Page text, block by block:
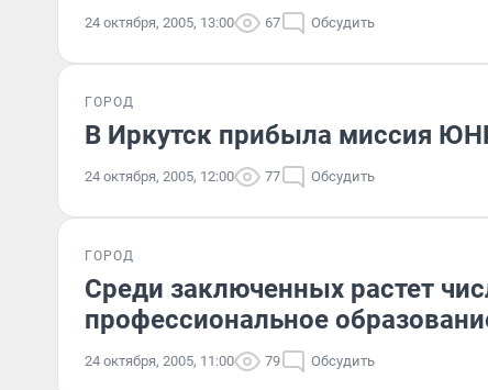
24 октября, 2005, 13:00 67 Обсудить
ГОРОД
В Иркутск прибыла миссия
24 октября, 2005, 12:00 77 Обсудить
ГОРОД
Среди заключенных растет
профессиональное
24 октября, 2005, 11:00 79 Обсудить